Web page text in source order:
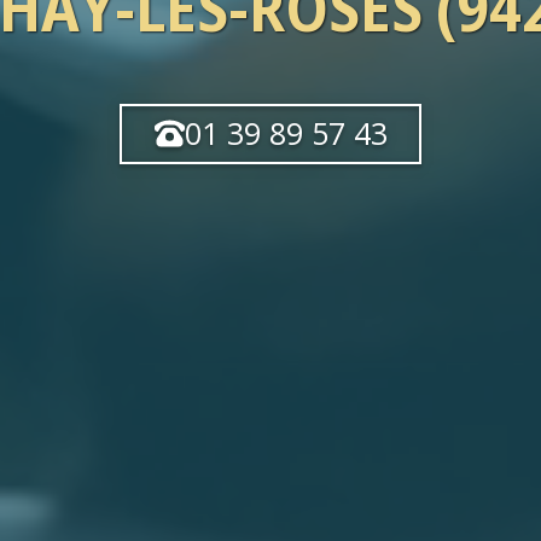
01 39 89 57 43